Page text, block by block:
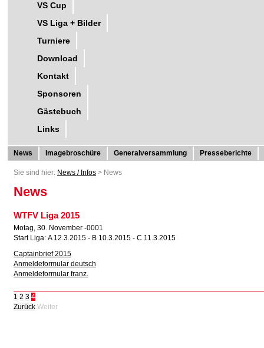
VS Cup
VS Liga + Bilder
Turniere
Download
Kontakt
Sponsoren
Gästebuch
Links
News Imagebroschüre Generalversammlung Presseberichte
Sie sind hier: News / Infos > News
News
WTFV Liga 2015
Motag, 30. November -0001
Start Liga: A 12.3.2015 - B 10.3.2015 - C 11.3.2015
Captainbrief 2015
Anmeldeformular deutsch
Anmeldeformular franz.
1 2 3 4
Zurück Weiter